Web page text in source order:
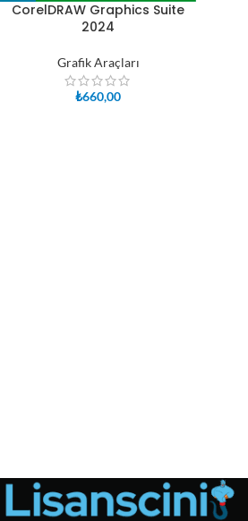
CorelDRAW Graphics Suite
2024
Grafik Araçları
₺660,00